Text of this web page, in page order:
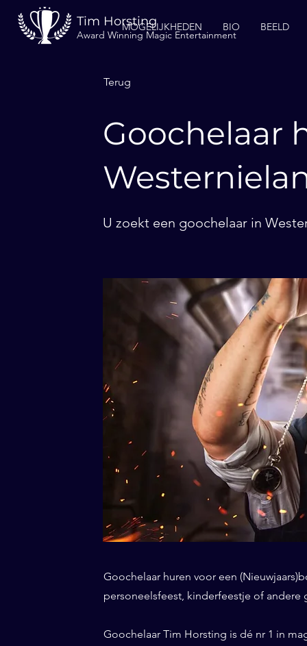
Tim Horsting
Award Winning Magic Entertainment
MOGELIJKHEDEN BIO BEELD
Terug
Goochelaar
U zoekt een goochelaar in
Goochelaar huren voor een
personeelsfeest, kinderfeestje of
Goochelaar Tim Horsting is dé nr 1 in